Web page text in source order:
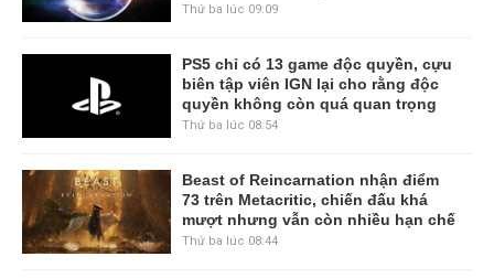
Thứ ba lúc 09:09
PS5 chỉ có 13 game độc quyền, cựu
biên tập viên IGN lại cho rằng độc
quyền không còn quá quan trọng
Thứ ba lúc 08:54
Beast of Reincarnation nhận điểm
73 trên Metacritic, chiến đấu khá
mượt nhưng vẫn còn nhiều hạn chế
Thứ ba lúc 08:44